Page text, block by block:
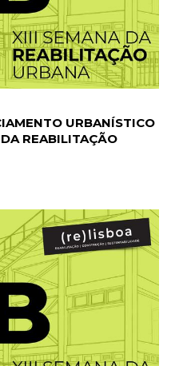
URBANÍSTICO
REABILITAÇÃO